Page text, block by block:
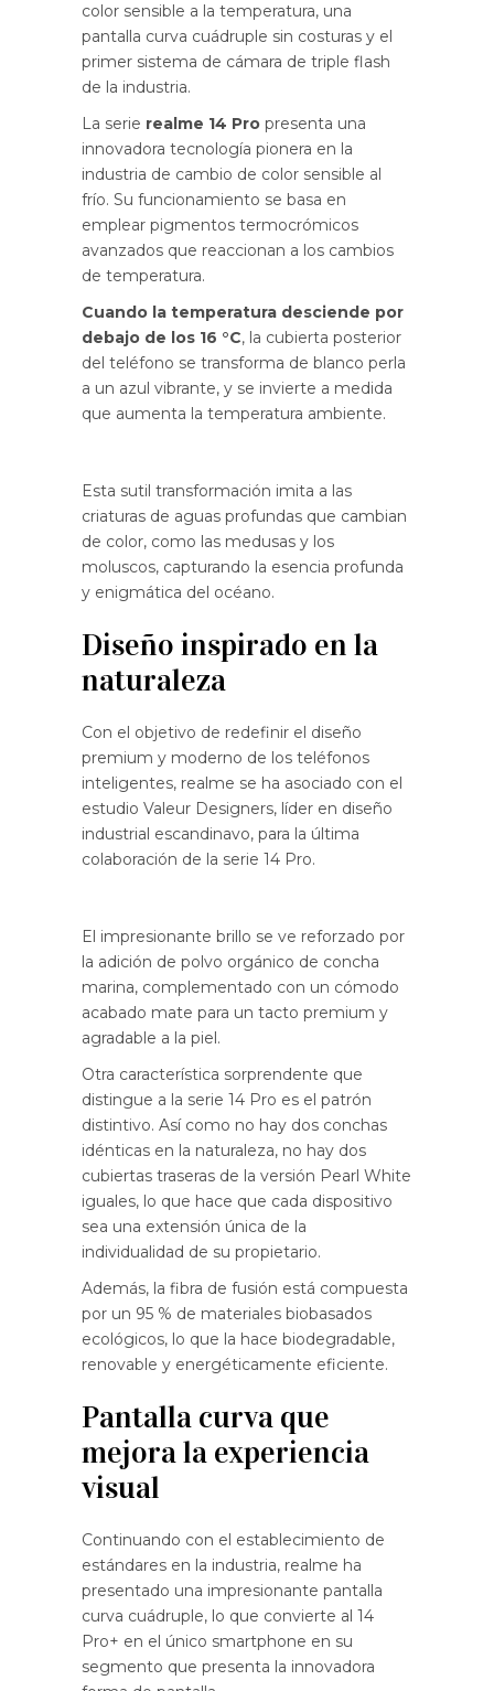
color sensible a la temperatura, una
pantalla curva cuádruple sin costuras y el
primer sistema de cámara de triple flash
de la industria.
La serie realme 14 Pro presenta una
innovadora tecnología pionera en la
industria de cambio de color sensible al
frío. Su funcionamiento se basa en
emplear pigmentos termocrómicos
avanzados que reaccionan a los cambios
de temperatura.
Cuando la temperatura desciende por
debajo de los 16 °C, la cubierta posterior
del teléfono se transforma de blanco perla
a un azul vibrante, y se invierte a medida
que aumenta la temperatura ambiente.
Esta sutil transformación imita a las
criaturas de aguas profundas que cambian
de color, como las medusas y los
moluscos, capturando la esencia profunda
y enigmática del océano.
Diseño inspirado en la
naturaleza
Con el objetivo de redefinir el diseño
premium y moderno de los teléfonos
inteligentes, realme se ha asociado con el
estudio Valeur Designers, líder en diseño
industrial escandinavo, para la última
colaboración de la serie 14 Pro.
El impresionante brillo se ve reforzado por
la adición de polvo orgánico de concha
marina, complementado con un cómodo
acabado mate para un tacto premium y
agradable a la piel.
Otra característica sorprendente que
distingue a la serie 14 Pro es el patrón
distintivo. Así como no hay dos conchas
idénticas en la naturaleza, no hay dos
cubiertas traseras de la versión Pearl White
iguales, lo que hace que cada dispositivo
sea una extensión única de la
individualidad de su propietario.
Además, la fibra de fusión está compuesta
por un 95 % de materiales biobasados
ecológicos, lo que la hace biodegradable,
renovable y energéticamente eficiente.
Pantalla curva que
mejora la experiencia
visual
Continuando con el establecimiento de
estándares en la industria, realme ha
presentado una impresionante pantalla
curva cuádruple, lo que convierte al 14
Pro+ en el único smartphone en su
segmento que presenta la innovadora